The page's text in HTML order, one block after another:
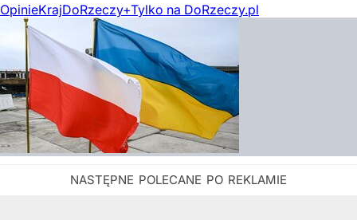
OpinieKrajDoRzeczy+Tylko na DoRzeczy.pl